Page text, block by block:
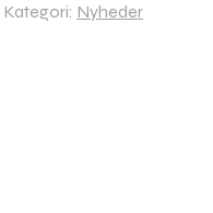
Kategori: Nyheder